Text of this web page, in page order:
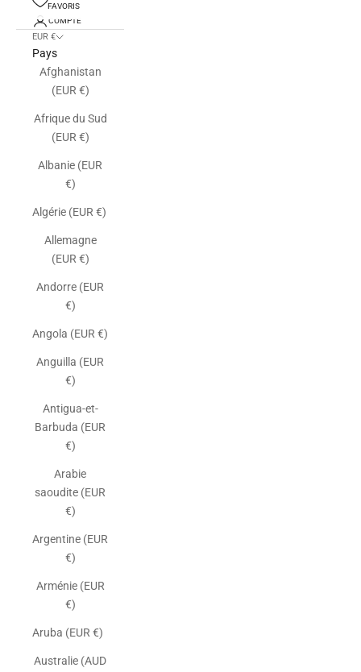
FAVORIS
COMPTE
EUR €
Pays
Afghanistan
(EUR €)
Afrique du Sud
(EUR €)
Albanie (EUR
€)
Algérie (EUR €)
Allemagne
(EUR €)
Andorre (EUR
€)
Angola (EUR €)
Anguilla (EUR
€)
Antigua-et-
Barbuda (EUR
€)
Arabie
saoudite (EUR
€)
Argentine (EUR
€)
Arménie (EUR
€)
Aruba (EUR €)
Australie (AUD